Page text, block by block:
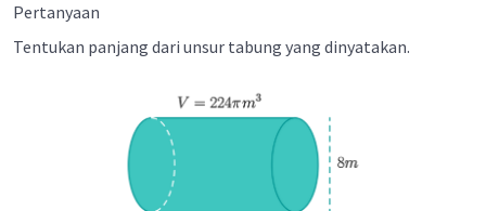
Pertanyaan
Tentukan panjang dari unsur tabung yang dinyatakan.